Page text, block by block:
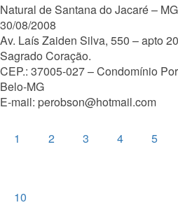
Natural de Santana do Jacaré –
30/08/2008
Av. Laís Zaiden Silva, 550 – apto
Sagrado Coração.
CEP.: 37005-027 – Condomínio
Belo-MG
E-mail: perobson@hotmail.com
1
2 3 4 5
10